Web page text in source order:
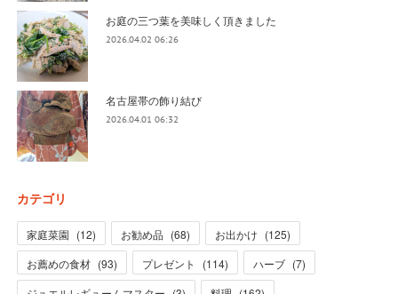
お庭の三つ葉を美味しく頂きました
2026.04.02 06:26
名古屋帯の飾り結び
2026.04.01 06:32
カテゴリ
家庭菜園 (12) お勧め品 (68) お出かけ (125)
お薦めの食材 (93) プレゼント (114) ハーブ (7)